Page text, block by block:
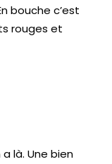
bouche c’est
rouges et
là. Une bien